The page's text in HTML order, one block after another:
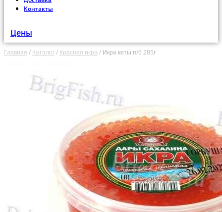
Контакты
Цены
Главная / Каталог/ Красная икра / Икра кеты п/б 285г